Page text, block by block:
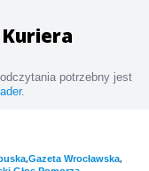
potrzebny jest
.
,Gazeta Wrocławska,